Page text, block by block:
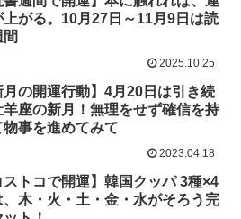
上がる。10月27日～11月9日は読
2025.10.25
月の開運行動】4月20日は引き続
羊座の新月！無理をせず確信を持
物事を進めてみて
2023.04.18
ストコで開運】韓国クッパ 3種×4
、木・火・土・金・水がそろう完